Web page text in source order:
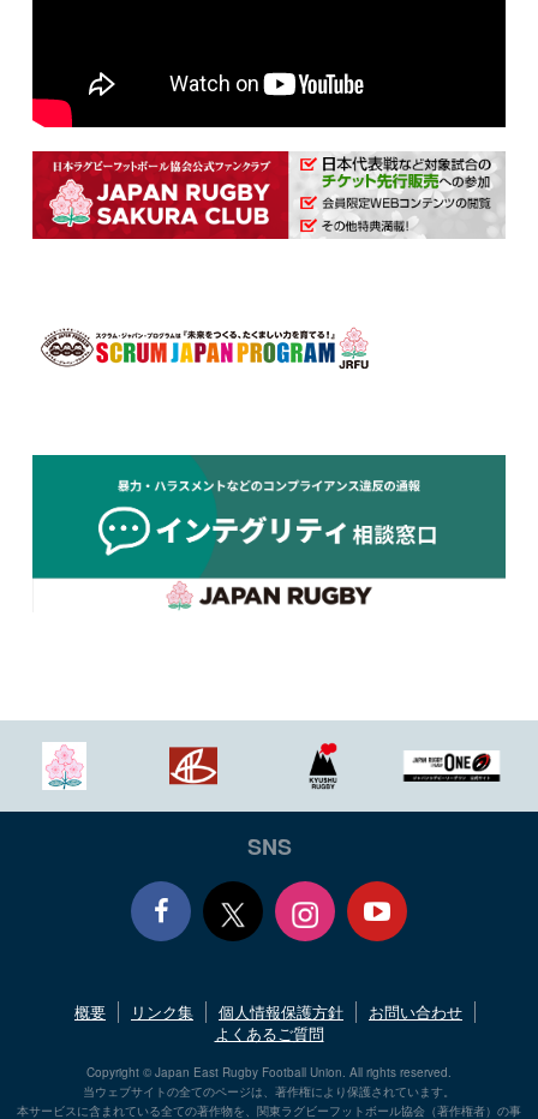
SNS
book
ube
概要 リンク集 個人情報保護方針
お問い合わせ
よくあるご質問
Copyright © Japan East Rugby Football Union. All rights reserved.
当ウェブサイトの全てのページは、著作権により保護されています。
本サービスに含まれている全ての著作物を、関東ラグビーフットボール協会（著作権者）の事